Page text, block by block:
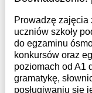
Prowadzę
uczniów szkoły
do egzaminu
konkursów oraz
poziomach od A1
gramatykę,
posługiwaniu się